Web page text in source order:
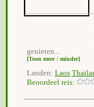
genieten...
[Toon meer / minder]
Landen: Laos
Beoordeel reis: